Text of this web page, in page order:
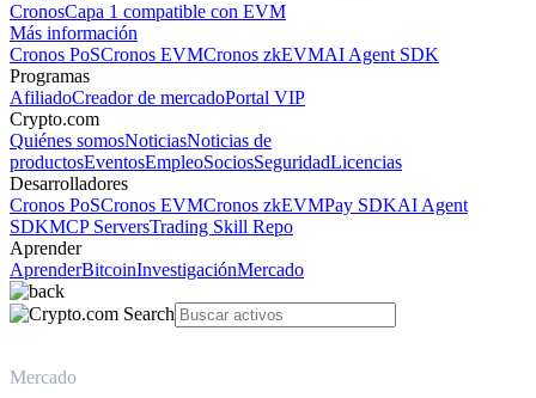
CronosCapa 1 compatible con EVM
Más información
Cronos PoSCronos EVMCronos zkEVMAI Agent SDK
Programas
AfiliadoCreador de mercadoPortal VIP
Crypto.com
Quiénes somosNoticiasNoticias de
productosEventosEmpleoSociosSeguridadLicencias
Desarrolladores
Cronos PoSCronos EVMCronos zkEVMPay SDKAI Agent
SDKMCP ServersTrading Skill Repo
Aprender
AprenderBitcoinInvestigaciónMercado
Mercado